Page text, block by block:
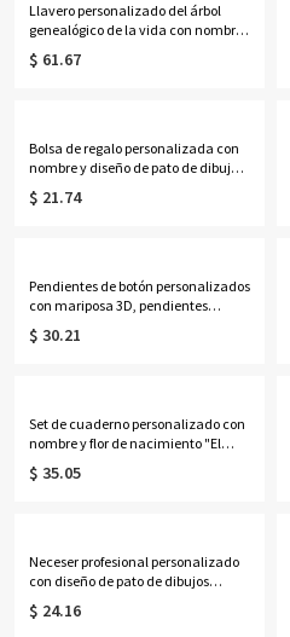
Llavero personalizado del árbol
genealógico de la vida con nombres
de 1 a 13 niños
$ 61.67
Bolsa de regalo personalizada con
nombre y diseño de pato de dibujos
animados, con lazo, bolsa de playa
transparente de PVC, recuerdo de
$ 21.74
Pendientes de botón personalizados
con mariposa 3D, pendientes
delicados de plata de ley 925,
regalos de cumpleaños/Día de la
$ 30.21
Set de cuaderno personalizado con
nombre y flor de nacimiento "El
Nuevo Capítulo", cuaderno A5 de
piel sintética y bolígrafo, regalo de
$ 35.05
Neceser profesional personalizado
con diseño de pato de dibujos
animados, neceser transparente de
PVC, ideal para fiestas, vacaciones o
$ 24.16